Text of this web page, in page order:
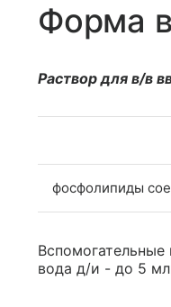
Форма
Раствор для в/в
фосфолипиды
вода д/и - до 5